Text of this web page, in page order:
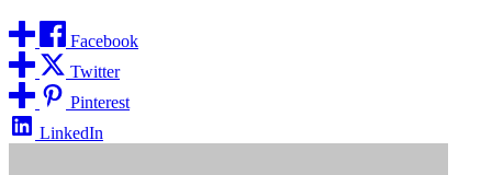
Facebook
Twitter
Pinterest
LinkedIn